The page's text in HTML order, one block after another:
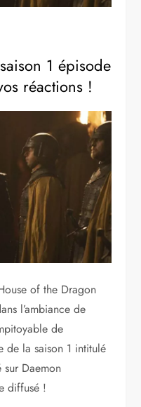
1 épisode
réactions !
of the Dragon
l’ambiance de
de
de la saison 1 intitulé
sur Daemon
diffusé !